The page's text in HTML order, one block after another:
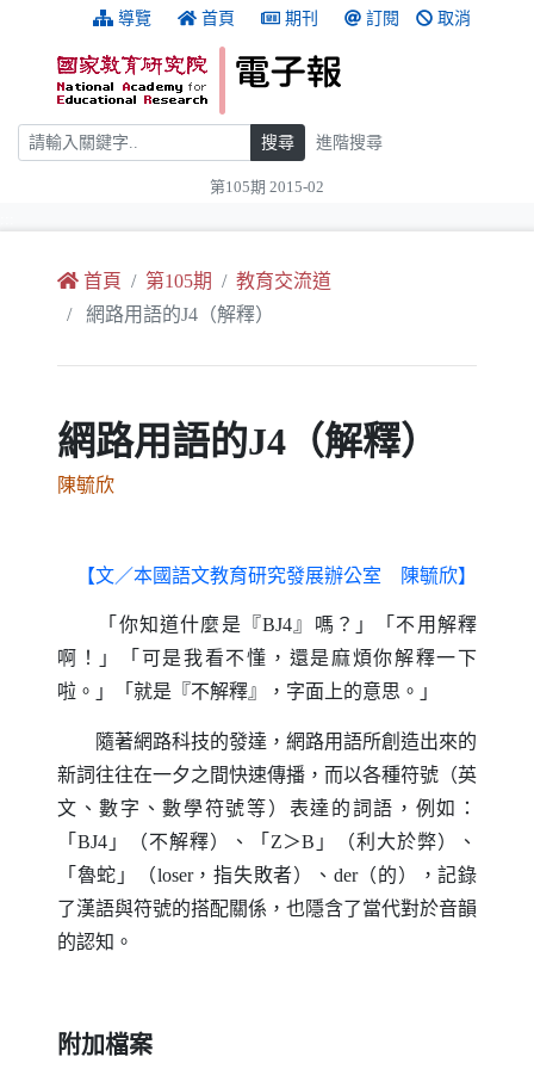
跳到主要內容 導覽 首頁 期刊 訂閱 取消
搜尋 搜尋 進階搜尋
第105期 2015-02
首頁 第105期
教育交流道
網路用語的J4（解釋）
網路用語的J4（解釋）
陳毓欣
【文／本國語文教育研究發展辦公室 陳毓欣】
「你知道什麼是『BJ4 』嗎？」「不用解釋
啊！」「可是我看不懂，還是麻煩你解釋一下
啦。」「就是『不解釋』，字面上的意思。」
隨著網路科技的發達，網路用語所創造出來的
新詞往往在一夕之間快速傳播，而以各種符號（英
文、數字、數學符號等）表達的詞語，例如：
「 BJ4 」（不解釋）、「 Z＞B 」（利大於弊）、
「魯蛇」（loser，指失敗者）、 der（的），記錄
了漢語與符號的搭配關係，也隱含了當代對於音韻
的認知。
附加檔案